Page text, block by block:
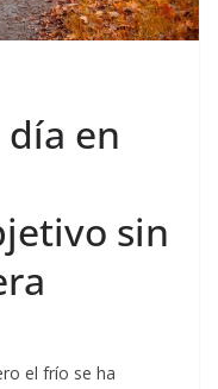
día en
sin
el frío se ha